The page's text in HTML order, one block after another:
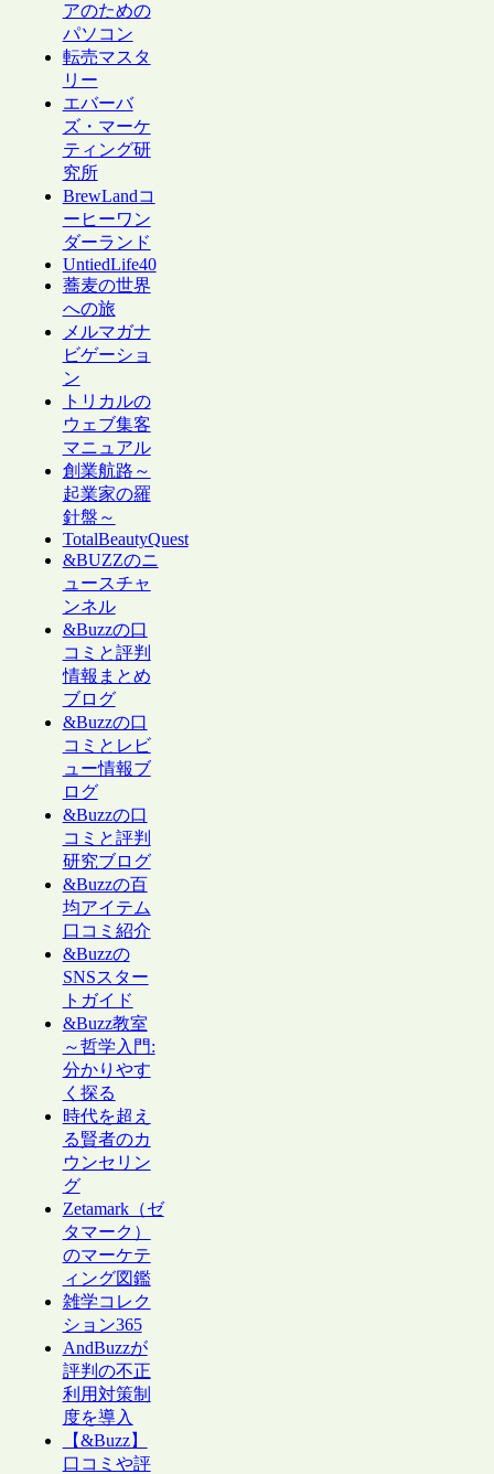
アのための
パソコン
転売マスタ
リー
エバーバ
ズ・マーケ
ティング研
究所
BrewLandコ
ーヒーワン
ダーランド
UntiedLife40
蕎麦の世界
への旅
メルマガナ
ビゲーショ
ン
トリカルの
ウェブ集客
マニュアル
創業航路～
起業家の羅
針盤～
TotalBeautyQuest
&BUZZのニ
ュースチャ
ンネル
&Buzzの口
コミと評判
情報まとめ
ブログ
&Buzzの口
コミとレビ
ュー情報ブ
ログ
&Buzzの口
コミと評判
研究ブログ
&Buzzの百
均アイテム
口コミ紹介
&Buzzの
SNSスター
トガイド
&Buzz教室
～哲学入門:
分かりやす
く探る
時代を超え
る賢者のカ
ウンセリン
グ
Zetamark（ゼ
タマーク）
のマーケテ
ィング図鑑
雑学コレク
ション365
AndBuzzが
評判の不正
利用対策制
度を導入
【&Buzz】
口コミや評